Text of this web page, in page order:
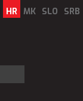
HR MK SLO SRB